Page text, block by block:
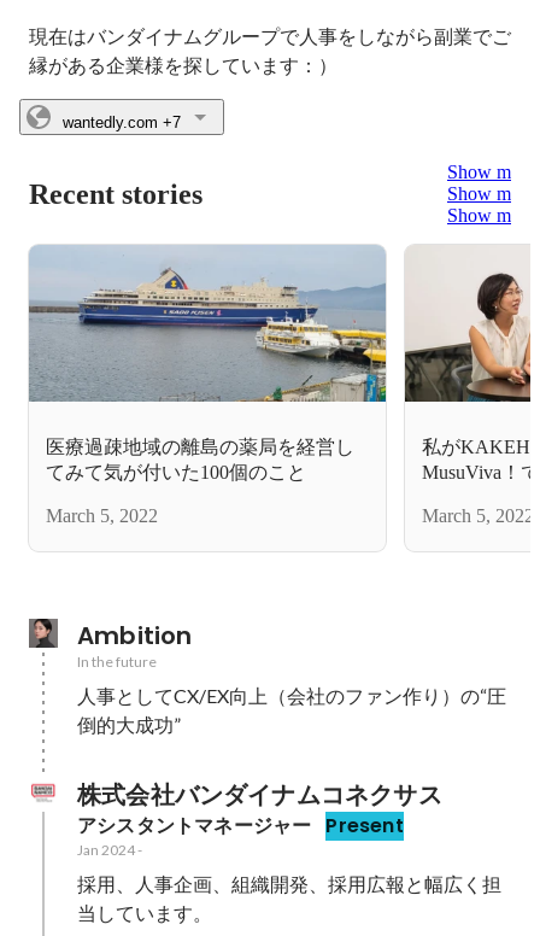
現在はバンダイナムグループで人事をしながら副業でご
縁がある企業様を探しています：）
wantedly.com +7
Recent stories
Show more
Show more
Show more
医療過疎地域の離島の薬局を経営し
てみて気が付いた100個のこと
March 5, 2022
私が
MusuViva！
March 5, 2022
Ambition
In the future
人事としてCX/EX向上（会社のファン作り）の“圧
倒的大成功”
株式会社バンダイナムコネクサス
アシスタントマネージャー Present
Jan 2024-
採用、人事企画、組織開発、採用広報と幅広く担
当しています。